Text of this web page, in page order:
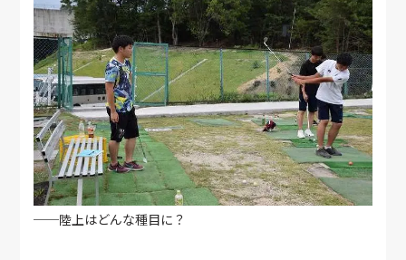
──陸上はどんな種目に？